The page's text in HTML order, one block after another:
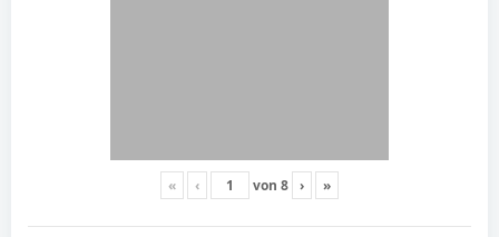
« ‹ von 8 › »